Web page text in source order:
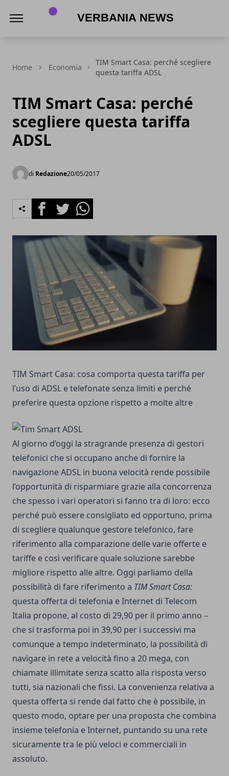
Home Economia
TIM Smart Casa: perché scegliere
questa tariffa ADSL
TIM Smart Casa: perché
scegliere questa tariffa
ADSL
di Redazione20/05/2017
FacebookTwitterWhatsapp
TIM Smart Casa: cosa comporta questa tariffa per
l’uso di ADSL e telefonate senza limiti e perché
preferire questa opzione rispetto a molte altre
Al giorno d’oggi la stragrande presenza di gestori
telefonici che si occupano anche di fornire la
navigazione ADSL in buona velocità rende possibile
l’opportunità di risparmiare grazie alla concorrenza
che spesso i vari operatori si fanno tra di loro: ecco
perché può essere consigliato ed opportuno, prima
di scegliere qualunque gestore telefonico, fare
riferimento alla comparazione delle varie offerte e
tariffe e così verificare quale soluzione sarebbe
migliore rispetto alle altre. Oggi parliamo della
possibilità di fare riferimento a TIM Smart Casa:
questa offerta di telefonia e Internet di Telecom
Italia propone, al costo di 29,90 per il primo anno –
che si trasforma poi in 39,90 per i successivi ma
comunque a tempo indeterminato, la possibilità di
navigare in rete a velocità fino a 20 mega, con
chiamate illimitate senza scatto alla risposta verso
tutti, sia nazionali che fissi. La convenienza relativa a
questa offerta si rende dal fatto che è possibile, in
questo modo, optare per una proposta che combina
insieme telefonia e Internet, puntando su una rete
sicuramente tra le più veloci e commerciali in
assoluto.